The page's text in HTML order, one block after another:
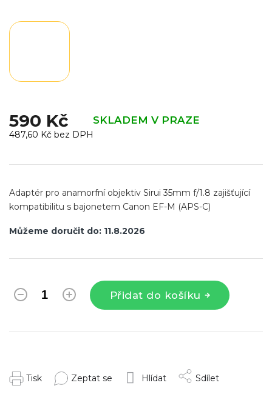
590 Kč SKLADEM V PRAZE
487,60 Kč bez DPH
cena:
Můžeme doručit do: 11.8.2026
Přidat do košíku
Adaptér pro anamorfní objektiv Sirui 35mm f/1.8 zajišťující
kompatibilitu s bajonetem Canon EF-M (APS-C)
Tisk Zeptat se Hlídat Sdílet